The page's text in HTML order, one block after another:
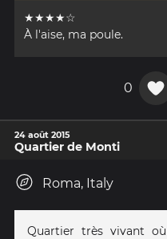
★★★★☆
À l'aise, ma poule.
0
24 août 2015
Quartier de Monti
Roma, Italy
Quartier très vivant